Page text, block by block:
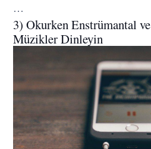
…
3) Okurken Enstrümantal
Müzikler Dinleyin